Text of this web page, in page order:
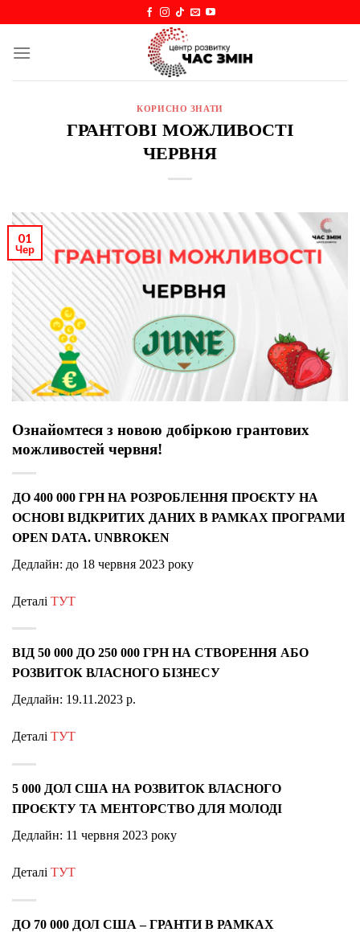
content
КОРИСНО ЗНАТИ
ГРАНТОВІ МОЖЛИВОСТІ
ЧЕРВНЯ
01
Чер
Ознайомтеся з новою добіркою грантових
можливостей червня!
ДО 400 000 ГРН НА РОЗРОБЛЕННЯ ПРОЄКТУ НА
ОСНОВІ ВІДКРИТИХ ДАНИХ В РАМКАХ ПРОГРАМИ
OPEN DATA. UNBROKEN
Дедлайн: до 18 червня 2023 року
Деталі ТУТ
ВІД 50 000 ДО 250 000 ГРН НА СТВОРЕННЯ АБО
РОЗВИТОК ВЛАСНОГО БІЗНЕСУ
Дедлайн: 19.11.2023 р.
Деталі ТУТ
5 000 ДОЛ США НА РОЗВИТОК ВЛАСНОГО
ПРОЄКТУ ТА МЕНТОРСТВО ДЛЯ МОЛОДІ
Дедлайн: 11 червня 2023 року
Деталі ТУТ
ДО 70 000 ДОЛ США – ГРАНТИ В РАМКАХ